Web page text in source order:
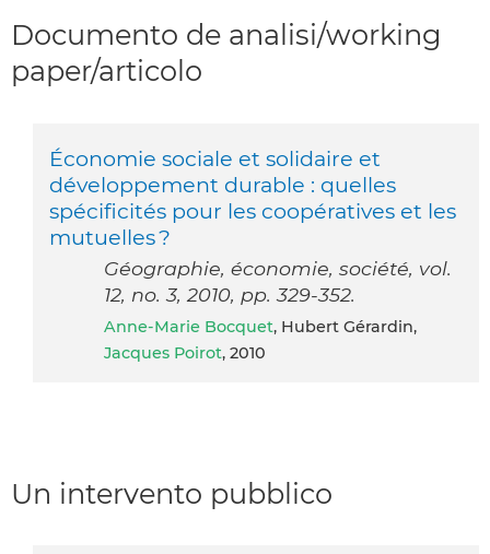
Documento de analisi/working
paper/articolo
Économie sociale et solidaire et
développement durable : quelles
spécificités pour les coopératives et les
mutuelles ?
Géographie, économie, société, vol.
12, no. 3, 2010, pp. 329-352.
Anne-Marie Bocquet, Hubert Gérardin,
Jacques Poirot, 2010
Un intervento pubblico